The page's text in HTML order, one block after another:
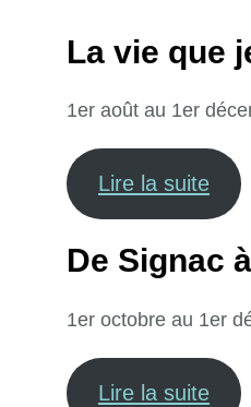
La vie que
1er août au 1er
Lire la suite
De Signac
1er octobre au 1er
Lire la suite